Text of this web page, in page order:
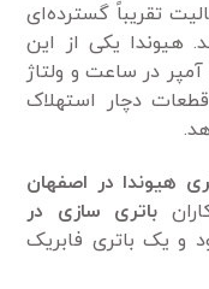
تقریباً گسترده‌ای
هیوندا یکی از این
باتری‌ها است که ظرفیت باتری آن ۶۰ آمپر در ساعت و ولتاژ
قطعات دچار استهلاک
هیوندا در اصفهان
باتری سازی در
و یک باتری فابریک